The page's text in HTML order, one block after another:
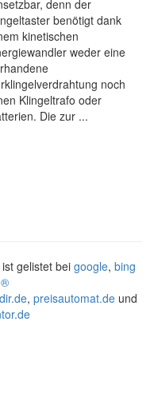
denn der
benötigt dank
kinetischen
weder eine
noch
Klingeltrafo oder
Die zur ...
gelistet beigoogle, bing
, preisautomat.deund